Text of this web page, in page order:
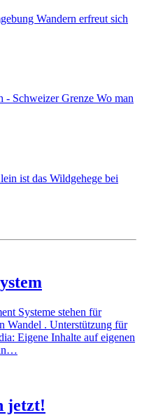
Wandern erfreut sich
- Schweizer Grenze Wo man
ist das Wildgehege bei
Systeme stehen für
Wandel . Unterstützung für
Eigene Inhalte auf eigenen
jetzt!